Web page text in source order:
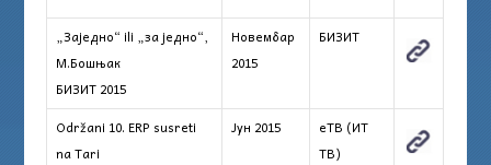
„Заједно“ ili „за једно“,
М.Бошњак
БИЗИТ 2015
Новембар
2015
БИЗИТ
Održani 10. ERP susreti
na Tari
Јун 2015
eТВ (ИТ
ТВ)